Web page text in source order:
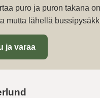
puro ja puron takana
mutta lähellä
ja varaa